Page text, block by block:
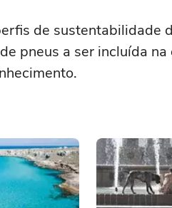
de sustentabilidade
pneus a ser incluída